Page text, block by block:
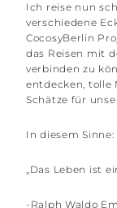
Ich reise nun
verschiedene
CocosyBerlin
das Reisen mit
verbinden zu
entdecken, tolle
Schätze für
In diesem Sinne:
„Das Leben ist
-Ralph Waldo